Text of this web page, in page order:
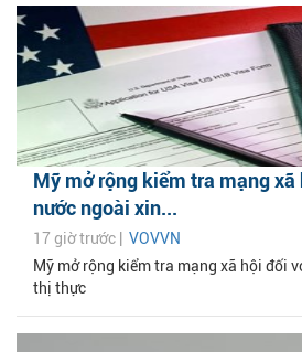
Mỹ mở rộng kiểm tra mạng
nước ngoài xin...
17 giờ trước | VOVVN
Mỹ mở rộng kiểm tra mạng xã hội đối
thị thực